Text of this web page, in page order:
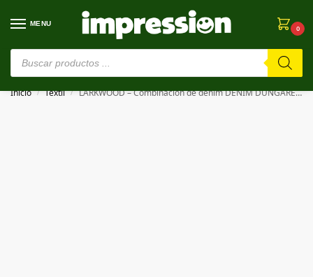
MENU
0
⚠️ Estamos en pruebas. Si algo falla, ¡Perdón!⚠️
Inicio / Textil / LARKWOOD – Combinación de denim DENIM DUNGAREES